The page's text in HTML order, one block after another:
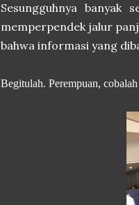
Sesungguhnya banyak
memperpendek jalur
bahwa informasi yang
Begitulah. Perempuan,